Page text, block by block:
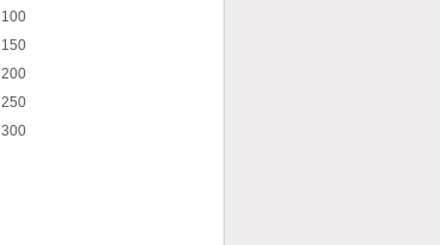
100
150
200
250
300